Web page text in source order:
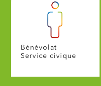
Bénévolat
Service civique